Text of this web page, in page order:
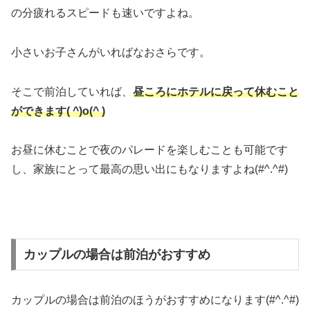
の分疲れるスピードも速いですよね。
小さいお子さんがいればなおさらです。
そこで前泊していれば、 昼ころにホテルに戻って休むこと
ができます( ^)o(^ )
お昼に休むことで夜のパレードを楽しむことも可能です
し、家族にとって最高の思い出にもなりますよね(#^.^#)
カップルの場合は前泊がおすすめ
カップルの場合は前泊のほうがおすすめになります(#^.^#)